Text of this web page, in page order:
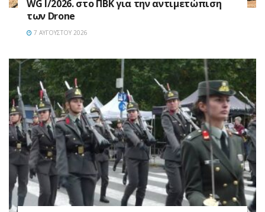
WG I/2026. στο ΠΒΚ για την αντιμετώπιση
των Drone
7 ΑΥΓΟΎΣΤΟΥ 2026